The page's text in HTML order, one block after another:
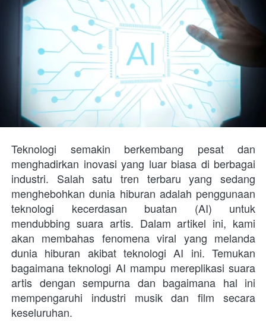
Teknologi semakin berkembang pesat dan
menghadirkan inovasi yang luar biasa di berbagai
industri. Salah satu tren terbaru yang sedang
menghebohkan dunia hiburan adalah penggunaan
teknologi kecerdasan buatan (AI) untuk
mendubbing suara artis. Dalam artikel ini, kami
akan membahas fenomena viral yang melanda
dunia hiburan akibat teknologi AI ini. Temukan
bagaimana teknologi AI mampu mereplikasi suara
artis dengan sempurna dan bagaimana hal ini
mempengaruhi industri musik dan film secara
keseluruhan.